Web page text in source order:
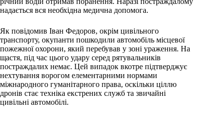
надається вся необхідна медична допомога.
Як повідомив Іван Федоров, окрім цивільного
транспорту, окупанти пошкодили автомобіль місцевої
пожежної охорони, який перебував у зоні ураження. На
щастя, під час цього удару серед рятувальників
постраждалих немає. Цей випадок вкотре підтверджує
нехтування ворогом елементарними нормами
міжнародного гуманітарного права, оскільки ціллю
дронів стає техніка екстрених служб та звичайні
цивільні автомобілі.